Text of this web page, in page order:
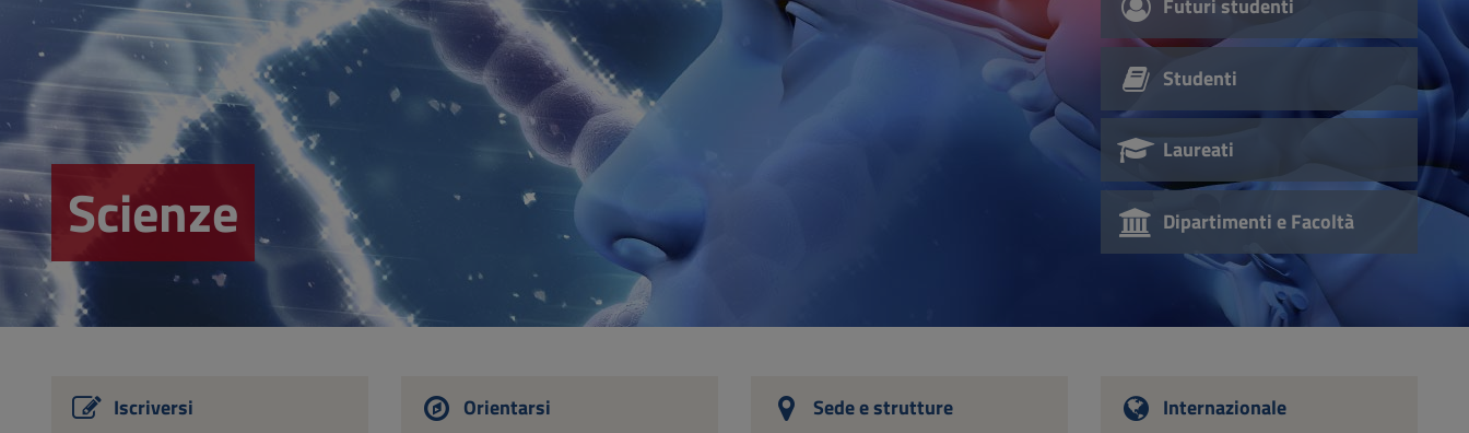
Footer
Scienze
Futuri studenti
Studenti
Laureati
Dipartimenti e Facoltà
Iscriversi Orientarsi Sede e strutture Internazionale